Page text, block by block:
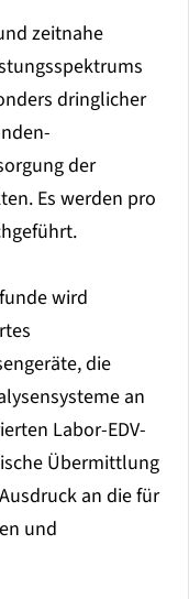
zeitnahe
dringlicher
der
Es werden pro
wird
die
an
Labor-EDV-
Übermittlung
an die für
und